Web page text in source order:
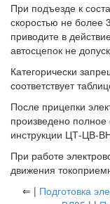
При подъезде к
скоростью не более
приводите в
автосцепок не
Категорически
соответствует
После прицепки
произведено полное
инструкции ЦТ-ЦВ-
При работе
движения
⇐ | Подготовка